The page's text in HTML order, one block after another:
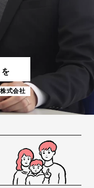
を
式会社